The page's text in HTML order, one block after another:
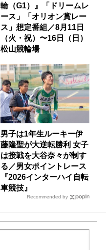
輪（G1）』「ドリームレ
ース」「オリオン賞レー
ス」想定番組／8月11日
（火・祝）〜16日（日）
松山競輪場
男子は1年生ルーキー伊
藤隆聖が大逆転勝利 女子
は接戦を大谷奈々が制す
る／男女ポイントレース
『2026インターハイ自転
車競技』
Recommended by